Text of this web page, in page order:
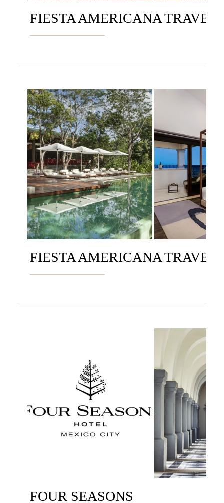
FIESTA AMERICANA
FIESTA AMERICANA
FOUR SEASONS